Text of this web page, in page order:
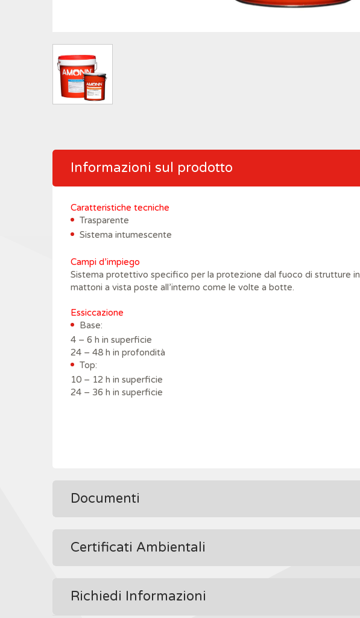
Informazioni sul prodotto
Caratteristiche tecniche
Trasparente
Sistema intumescente
Campi d’impiego
Sistema protettivo specifico per la protezione dal fuoco di strutture in
mattoni a vista poste all’interno come le volte a botte.
Essiccazione
Base:
4 – 6 h in superficie
24 – 48 h in profondità
Top:
10 – 12 h in superficie
24 – 36 h in superficie
Documenti
Certificati Ambientali
Richiedi Informazioni